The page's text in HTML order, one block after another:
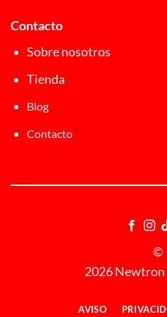
Contacto
Sobre nosotros
Tienda
Blog
Contacto
©
2026
AVISO